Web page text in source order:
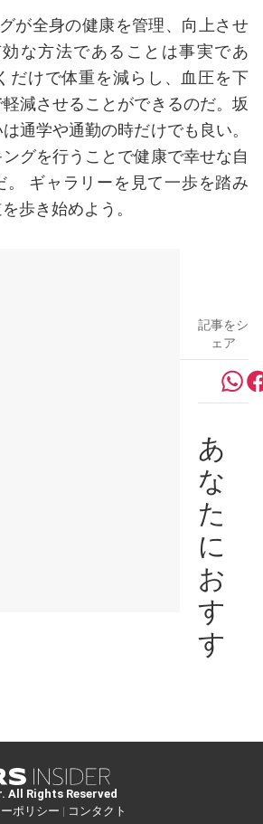
が全身の健康を管理、向上させ
な方法であることは事実であ
だけで体重を減らし、血圧を下
減させることができるのだ。坂
通学や通勤の時だけでも良い。
グを行うことで健康で幸せな自
。 ギャラリーを見て一歩を踏み
歩き始めよう。
記事をシ
ェア
あ
な
た
に
お
す
す
All Rights Reserved
ポリシー | コンタクト